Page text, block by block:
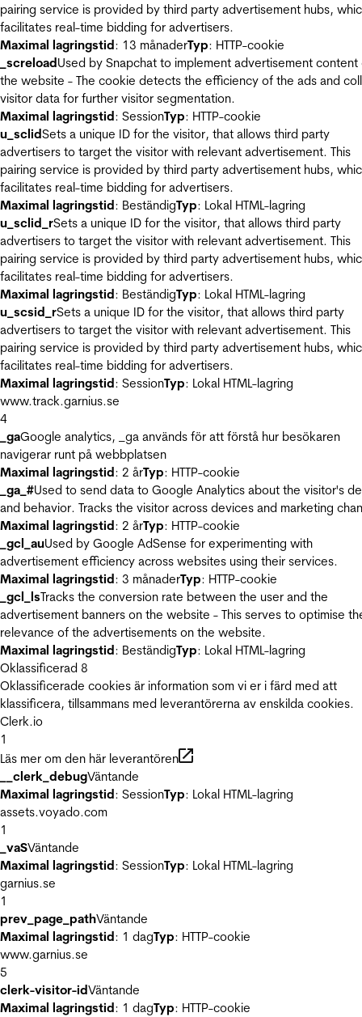
pairing service is provided by third party advertisement hubs,
facilitates real-time bidding for advertisers.
Maximal lagringstid: 13 månaderTyp: HTTP-cookie
_screloadUsed by Snapchat to implement advertisement content
the website - The cookie detects the efficiency of the ads and
visitor data for further visitor segmentation.
Maximal lagringstid: SessionTyp: HTTP-cookie
u_sclidSets a unique ID for the visitor, that allows third party
advertisers to target the visitor with relevant advertisement. This
pairing service is provided by third party advertisement hubs,
facilitates real-time bidding for advertisers.
Maximal lagringstid: BeständigTyp: Lokal HTML-lagring
u_sclid_rSets a unique ID for the visitor, that allows third party
advertisers to target the visitor with relevant advertisement. This
pairing service is provided by third party advertisement hubs,
facilitates real-time bidding for advertisers.
Maximal lagringstid: BeständigTyp: Lokal HTML-lagring
u_scsid_rSets a unique ID for the visitor, that allows third party
advertisers to target the visitor with relevant advertisement. This
pairing service is provided by third party advertisement hubs,
facilitates real-time bidding for advertisers.
Maximal lagringstid: SessionTyp: Lokal HTML-lagring
www.track.garnius.se
4
_gaGoogle analytics, _ga används för att förstå hur besökaren
navigerar runt på webbplatsen
Maximal lagringstid: 2 årTyp: HTTP-cookie
_ga_#Used to send data to Google Analytics about the visitor's
and behavior. Tracks the visitor across devices and marketing
Maximal lagringstid: 2 årTyp: HTTP-cookie
_gcl_auUsed by Google AdSense for experimenting with
advertisement efficiency across websites using their services.
Maximal lagringstid: 3 månaderTyp: HTTP-cookie
_gcl_lsTracks the conversion rate between the user and the
advertisement banners on the website - This serves to optimise
relevance of the advertisements on the website.
Maximal lagringstid: BeständigTyp: Lokal HTML-lagring
Oklassificerad 8
Oklassificerade cookies är information som vi er i färd med att
klassificera, tillsammans med leverantörerna av enskilda cookies.
Clerk.io
1
Läs mer om den här leverantören
__clerk_debugVäntande
Maximal lagringstid: SessionTyp: Lokal HTML-lagring
assets.voyado.com
1
_vaSVäntande
Maximal lagringstid: SessionTyp: Lokal HTML-lagring
garnius.se
1
prev_page_pathVäntande
Maximal lagringstid: 1 dagTyp: HTTP-cookie
www.garnius.se
5
clerk-visitor-idVäntande
Maximal lagringstid: 1 dagTyp: HTTP-cookie